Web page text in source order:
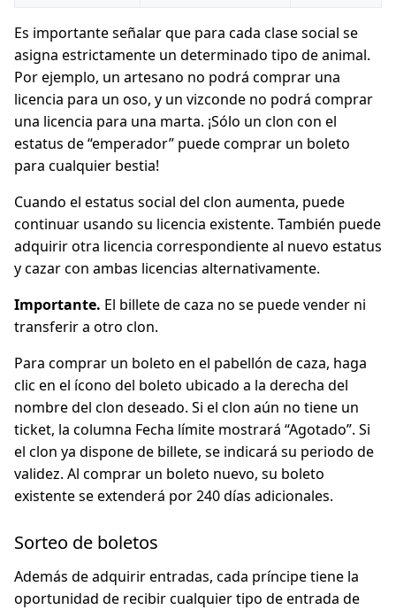
Es importante señalar que para cada clase social se
asigna estrictamente un determinado tipo de animal.
Por ejemplo, un artesano no podrá comprar una
licencia para un oso, y un vizconde no podrá comprar
una licencia para una marta. ¡Sólo un clon con el
estatus de “emperador” puede comprar un boleto
para cualquier bestia!
Cuando el estatus social del clon aumenta, puede
continuar usando su licencia existente. También puede
adquirir otra licencia correspondiente al nuevo estatus
y cazar con ambas licencias alternativamente.
Importante. El billete de caza no se puede vender ni
transferir a otro clon.
Para comprar un boleto en el pabellón de caza, haga
clic en el ícono del boleto ubicado a la derecha del
nombre del clon deseado. Si el clon aún no tiene un
ticket, la columna Fecha límite mostrará “Agotado”. Si
el clon ya dispone de billete, se indicará su periodo de
validez. Al comprar un boleto nuevo, su boleto
existente se extenderá por 240 días adicionales.
Sorteo de boletos
Además de adquirir entradas, cada príncipe tiene la
oportunidad de recibir cualquier tipo de entrada de